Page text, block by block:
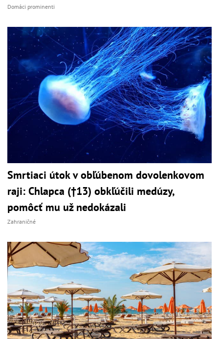
Domáci prominenti
Smrtiaci útok v obľúbenom dovolenkovom
raji: Chlapca (†13) obkľúčili medúzy,
pomôcť mu už nedokázali
Zahraničné